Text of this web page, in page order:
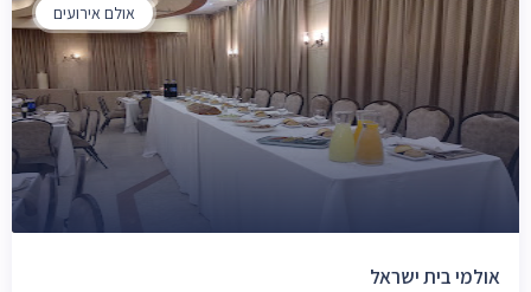
אולם אירועים
אולמי בית ישראל